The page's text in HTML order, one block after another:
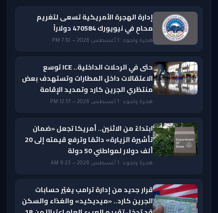
إدارة الهجرة الأمريكية تسعى لتغريم
محامٍ في نيويورك 470584 دولاراً
هجرة ولجوء · 1 أغسطس 2026 — 7:10 PM
حتى في الرحلات الداخلية.. ICE توسع
الاعتقالات داخل المطارات وتستهدف بعض
منتظري الجرين كارد وتمديد الإقامة
هجرة ولجوء · 1 أغسطس 2026 — 12:51 PM
ابتداءً من الاثنين.. أمريكا تجعل «ضمان
تأشيرة الزيارة» دائمًا وترفع قيمته إلى 20
ألف دولار لمواطني 50 دولة
هجرة ولجوء · 1 أغسطس 2026 — 9:23 AM
قرار جديد من إدارة ترامب يغيّر حسابات
الجرين كارد.. «ميديكيد» والغذاء والسكن